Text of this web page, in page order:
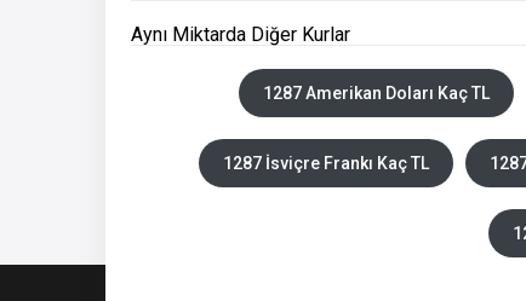
Aynı Miktarda Diğer Kurlar
1287 Amerikan Doları Kaç TL
1287 İsviçre Frankı Kaç TL